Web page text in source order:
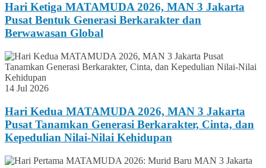
Hari Ketiga MATAMUDA 2026, MAN 3 Jakarta
Pusat Bentuk Generasi Berkarakter dan
Berwawasan Global
14 Jul 2026
Hari Kedua MATAMUDA 2026, MAN 3 Jakarta
Pusat Tanamkan Generasi Berkarakter, Cinta, dan
Kepedulian Nilai-Nilai Kehidupan